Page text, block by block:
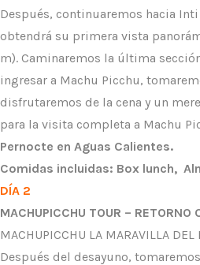
Después, continuaremos hacia
obtendrá su primera vista
m). Caminaremos la última
ingresar a Machu Picchu,
disfrutaremos de la cena y un
para la visita completa a Machu
Pernocte en Aguas Calientes.
Comidas incluidas: Box lunch,
DÍA 2
MACHUPICCHU TOUR – RETORNO
MACHUPICCHU LA MARAVILLA DEL
Después del desayuno,